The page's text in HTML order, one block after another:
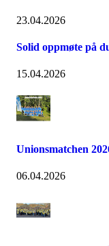
23.04.2026
Solid oppmøte på
15.04.2026
Unionsmatchen
06.04.2026